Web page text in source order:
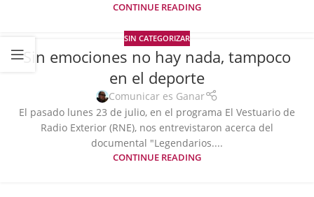
CONTINUE READING
SIN CATEGORIZAR
Sin emociones no hay nada, tampoco
en el deporte
Comunicar es Ganar
El pasado lunes 23 de julio, en el programa El Vestuario de
Radio Exterior (RNE), nos entrevistaron acerca del
documental "Legendarios....
CONTINUE READING